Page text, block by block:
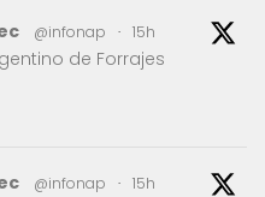
@infonap · 15h
de Forrajes
@infonap · 15h